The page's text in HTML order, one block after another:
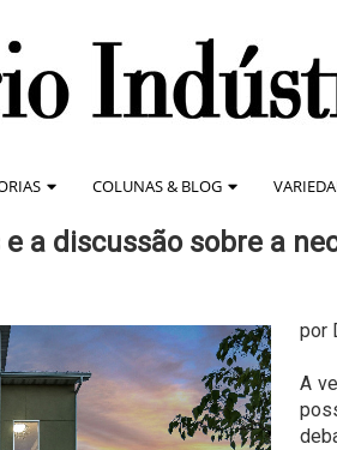
COLUNAS & BLOG
a discussão sobre a
por
A